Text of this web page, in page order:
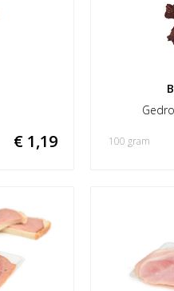
€ 1,19 100 gram